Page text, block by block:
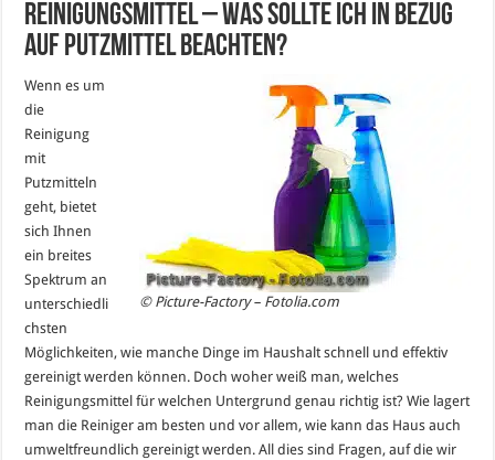
Reinigungsmittel – was sollte ich in Bezug
auf Putzmittel beachten?
© Picture-Factory – Fotolia.com
Wenn es um
die
Reinigung
mit
Putzmitteln
geht, bietet
sich Ihnen
ein breites
Spektrum an
unterschiedli
chsten
Möglichkeiten, wie manche Dinge im Haushalt schnell und effektiv
gereinigt werden können. Doch woher weiß man, welches
Reinigungsmittel für welchen Untergrund genau richtig ist? Wie lagert
man die Reiniger am besten und vor allem, wie kann das Haus auch
umweltfreundlich gereinigt werden. All dies sind Fragen, auf die wir